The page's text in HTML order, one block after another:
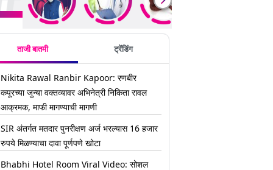
ताजी बातमी ट्रेंडिंग
Nikita Rawal Ranbir Kapoor: रणबीर
कपूरच्या जुन्या वक्तव्यावर अभिनेत्री निकिता रावल
आक्रमक, माफी मागण्याची मागणी
SIR अंतर्गत मतदार पुनरीक्षण अर्ज भरल्यास 16 हजार
रुपये मिळण्याचा दावा पूर्णपणे खोटा
Bhabhi Hotel Room Viral Video: सोशल